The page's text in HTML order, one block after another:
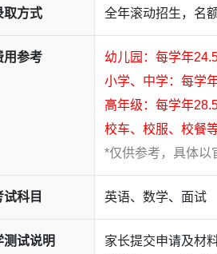
是荟同教育设计与实践理念的一
的特点，在全球范围内精选优质合作
取方式 全年滚动招生，名
用参考
幼儿园：每学年
小学、中学：每学
高年级：每学年28.5
校车、校服、校餐
*仅供参考，具体以
试科目 英语、数学、面试
测试说明
家长提交申请及材